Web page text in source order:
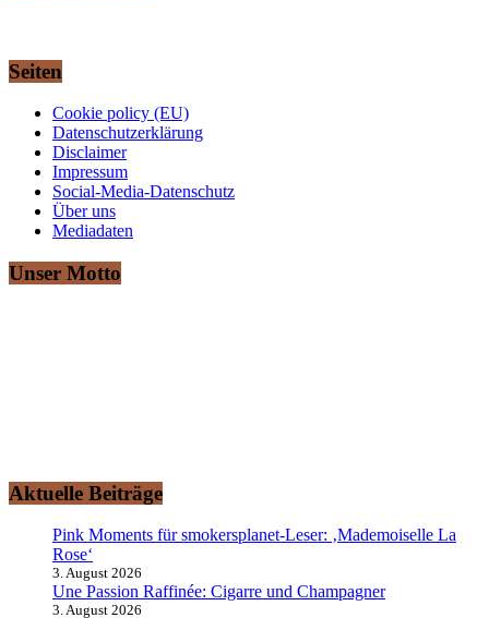
Seiten
Cookie policy (EU)
Datenschutzerklärung
Disclaimer
Impressum
Social-Media-Datenschutz
Über uns
Mediadaten
Unser Motto
Aktuelle Beiträge
Pink Moments für smokersplanet-Leser: ‚Mademoiselle La
Rose‘
3. August 2026
Une Passion Raffinée: Cigarre und Champagner
3. August 2026